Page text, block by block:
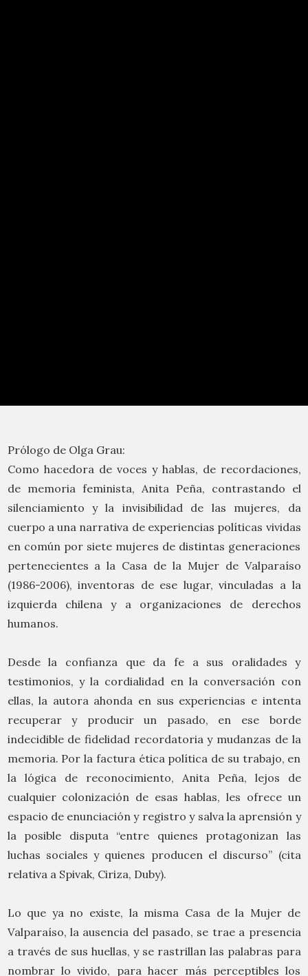
Prólogo de Olga Grau:
Como hacedora de voces y hablas, de recordaciones,
de memoria feminista, Anita Peña, contrastando el
silenciamiento y la invisibilidad de las mujeres, da
cuerpo a una narrativa de experiencias políticas vividas
en común por siete mujeres de distintas generaciones
pertenecientes a la Casa de la Mujer de Valparaíso
(1986-2006), inventoras de ese lugar, vinculadas a la
izquierda chilena y a organizaciones de derechos
humanos.
Desde la confianza que da fe a sus oralidades y
testimonios, y la cordialidad en la conversación con
ellas, la autora ahonda en sus experiencias e intenta
recuperar y producir un pasado, en ese borde
indecidible de fidelidad recordatoria y mudanzas de la
memoria. Por la factura ética política de su trabajo, en
la lógica de reconocimiento, Anita Peña, lejos de
cualquier colonización de esas hablas, les ofrece un
espacio de enunciación y registro y salva la aprensión y
la posible disputa “entre quienes protagonizan las
luchas sociales y quienes producen el discurso” (cita
relativa a Spivak, Ciriza, Duby).
Lo que ya no existe, la misma Casa de la Mujer de
Valparaíso, la ausencia del pasado, se trae a presencia
a través de sus huellas, y se rastrillan las palabras para
nombrar lo vivido, para hacer más perceptibles los